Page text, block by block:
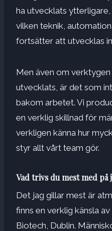
ha utvecklats
vilken teknik,
fortsätter att utvecklas
Men även om
utvecklats, är det som
bakom arbetet. Vi
en verklig skillnad för
verkligen känna hur
styr allt vårt team gör.
Vad trivs du mest med på
Det jag gillar mest är
finns en verklig känsla
Biotech, Dublin.